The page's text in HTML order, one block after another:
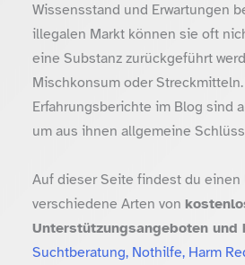
Wissensstand und Erwartungen
illegalen Markt können sie oft
eine Substanz zurückgeführt
Mischkonsum oder
Erfahrungsberichte im Blog sind
um aus ihnen allgemeine
Auf dieser Seite findest du einen
verschiedene Arten von
Unterstützungsangeboten
Suchtberatung, Nothilfe, Harm